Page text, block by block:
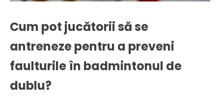
Cum pot jucătorii să se
antreneze pentru a preveni
faulturile în badmintonul de
dublu?